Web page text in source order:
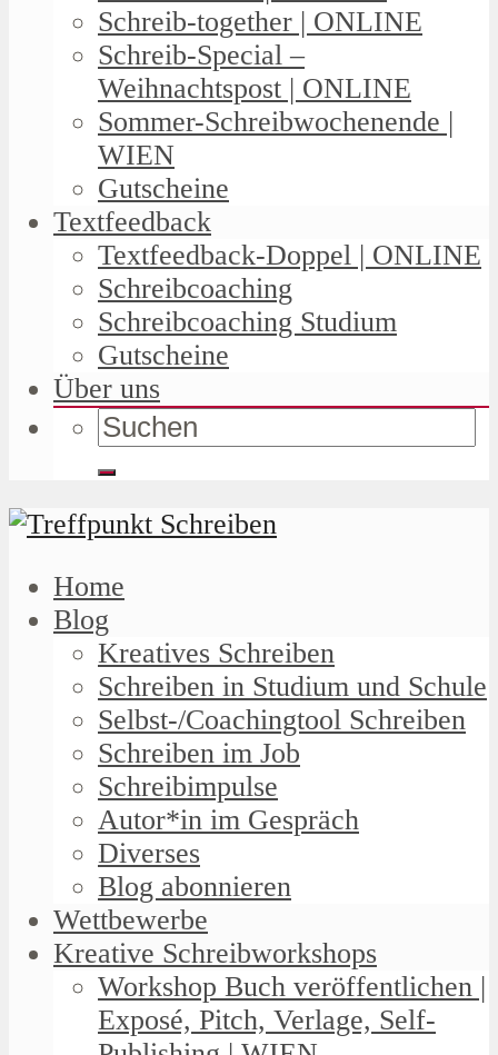
Schreib-together | ONLINE
Schreib-Special –
Weihnachtspost | ONLINE
Sommer-Schreibwochenende |
WIEN
Gutscheine
Textfeedback
Textfeedback-Doppel | ONLINE
Schreibcoaching
Schreibcoaching Studium
Gutscheine
Über uns
Home
Blog
Kreatives Schreiben
Schreiben in Studium und Schule
Selbst-/Coachingtool Schreiben
Schreiben im Job
Schreibimpulse
Autor*in im Gespräch
Diverses
Blog abonnieren
Wettbewerbe
Kreative Schreibworkshops
Workshop Buch veröffentlichen |
Exposé, Pitch, Verlage, Self-